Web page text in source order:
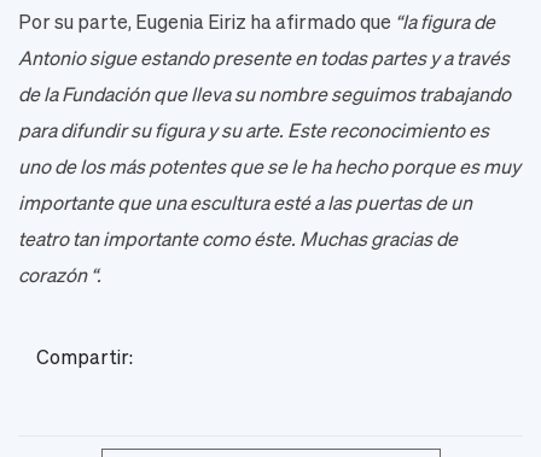
Por su parte, Eugenia Eiriz ha afirmado que “la figura de
Antonio sigue estando presente en todas partes y a través
de la Fundación que lleva su nombre seguimos trabajando
para difundir su figura y su arte. Este reconocimiento es
uno de los más potentes que se le ha hecho porque es muy
importante que una escultura esté a las puertas de un
teatro tan importante como éste. Muchas gracias de
corazón “.
Compartir: